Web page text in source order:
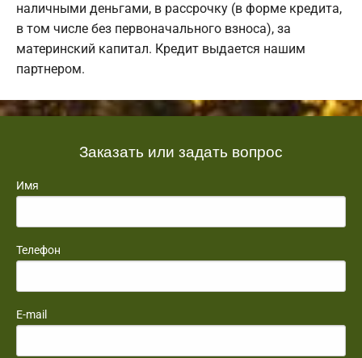
наличными деньгами, в рассрочку (в форме кредита,
в том числе без первоначального взноса), за
материнский капитал. Кредит выдается нашим
партнером.
Заказать или задать вопрос
Имя
Телефон
E-mail